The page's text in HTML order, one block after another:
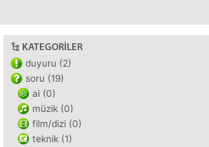
KATEGORILER
duyuru (2)
soru (19)
ai (0)
müzik (0)
film/dizi (0)
teknik (1)